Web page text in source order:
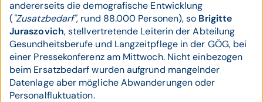
andererseits die demografische Entwicklung
("Zusatzbedarf", rund 88.000 Personen), so Brigitte
Juraszovich, stellvertretende Leiterin der Abteilung
Gesundheitsberufe und Langzeitpflege in der GÖG, bei
einer Pressekonferenz am Mittwoch. Nicht einbezogen
beim Ersatzbedarf wurden aufgrund mangelnder
Datenlage aber mögliche Abwanderungen oder
Personalfluktuation.